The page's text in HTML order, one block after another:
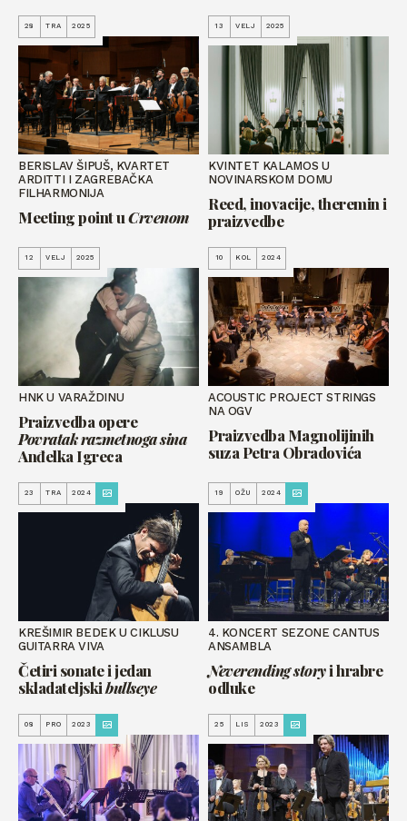
28 TRA 2025
BERISLAV ŠIPUŠ, KVARTET
ARDITTI I ZAGREBAČKA
FILHARMONIJA
Meeting point uCrvenom
13 VELJ 2025
KVINTET KALAMOS U
NOVINARSKOM DOMU
Reed, inovacije, theremin i
praizvedbe
12 VELJ 2025
HNK U VARAŽDINU
Praizvedba opere
Povratak razmetnoga sina
Anđelka Igreca
10 KOL 2024
ACOUSTIC PROJECT STRINGS
NA OGV
Praizvedba Magnolijinih
suza Petra Obradovića
23 TRA 2024
KREŠIMIR BEDEK U CIKLUSU
GUITARRA VIVA
Četiri sonate i jedan
skladateljskibullseye
19 OŽU 2024
4. KONCERT SEZONE CANTUS
ANSAMBLA
Neverending storyi hrabre
odluke
08 PRO 2023 25 LIS 2023